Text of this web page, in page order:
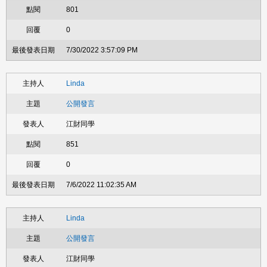
801
0
7/30/2022 3:57:09 PM
Linda
公開發言
江財同學
851
0
7/6/2022 11:02:35 AM
Linda
公開發言
江財同學